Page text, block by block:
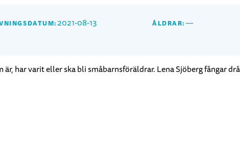
2021-08-13 ÅLDRAR:—
har varit eller ska bli småbarnsföräldrar. Lena Sjöberg fångar